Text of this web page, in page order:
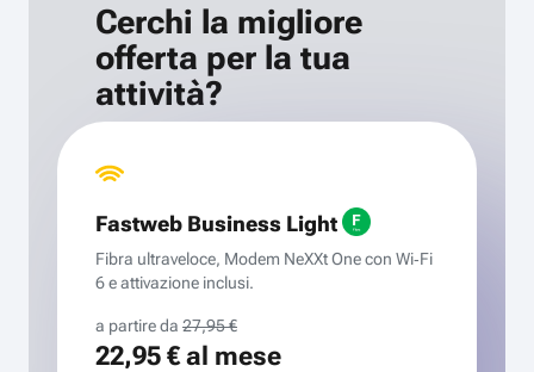
Cerchi la migliore
offerta per la tua
attività?
Fastweb Business Light
Fibra ultraveloce, Modem NeXXt One con Wi‑Fi
6 e attivazione inclusi.
a partire da 27,95 €
22,95 €al mese